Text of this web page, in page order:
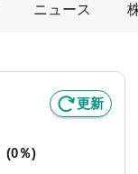
ニュース
更新
(0％)